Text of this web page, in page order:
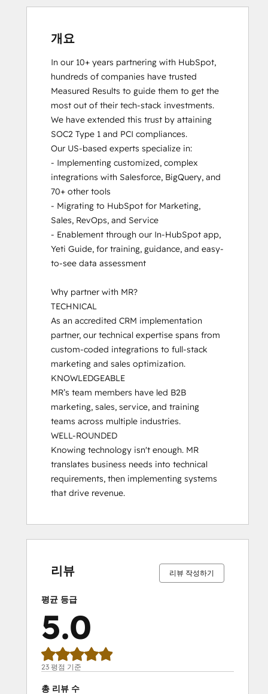
Certification
HubSpot Sales Hub Software
HubSpot Solutions Partner
HubSpot Trainer Certification
Inbound
Inbound Marketing
Inbound Sales
Integrating With HubSpot I: Foundations
Objectives-Based Onboarding
Platform Consulting
Revenue Operations
Sales Enablement
Salesforce Integration Certification
SEO
Service Hub Software
Social Media Marketing Certification
Course
개요
In our 10+ years partnering with HubSpot,
hundreds of companies have trusted
Measured Results to guide them to get the
most out of their tech-stack investments.
We have extended this trust by attaining
SOC2 Type 1 and PCI compliances.
Our US-based experts specialize in:
- Implementing customized, complex
integrations with Salesforce, BigQuery, and
70+ other tools
- Migrating to HubSpot for Marketing,
Sales, RevOps, and Service
- Enablement through our In-HubSpot app,
Yeti Guide, for training, guidance, and easy-
to-see data assessment
Why partner with MR?
TECHNICAL
As an accredited CRM implementation
partner, our technical expertise spans from
custom-coded integrations to full-stack
marketing and sales optimization.
KNOWLEDGEABLE
MR’s team members have led B2B
marketing, sales, service, and training
teams across multiple industries.
WELL-ROUNDED
Knowing technology isn't enough. MR
translates business needs into technical
requirements, then implementing systems
that drive revenue.
리뷰 리뷰 작성하기
평균 등급
5.0
23 평점 기준
총 리뷰 수
료
료
료
료
료